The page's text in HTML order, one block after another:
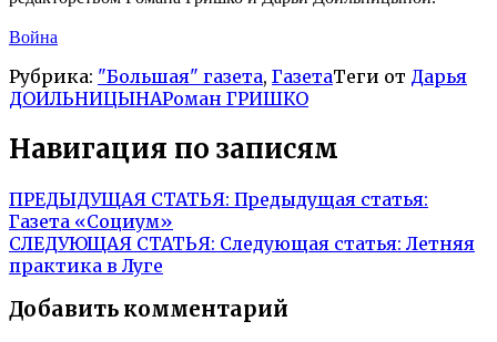
Война
Рубрика: "Большая" газета, ГазетаТеги от Дарья
ДОИЛЬНИЦЫНАРоман ГРИШКО
Навигация по записям
ПРЕДЫДУЩАЯ СТАТЬЯ: Предыдущая статья:
Газета «Социум»
СЛЕДУЮЩАЯ СТАТЬЯ: Следующая статья: Летняя
практика в Луге
Добавить комментарий